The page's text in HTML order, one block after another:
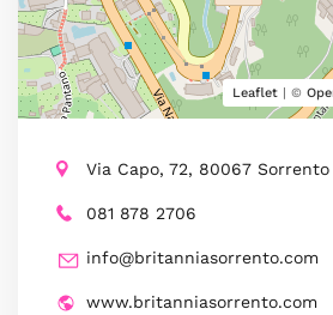
Leaflet | ©
Via Capo, 72, 80067
081 878 2706
info@britanniasorrento.com
www.britanniasorrento.com